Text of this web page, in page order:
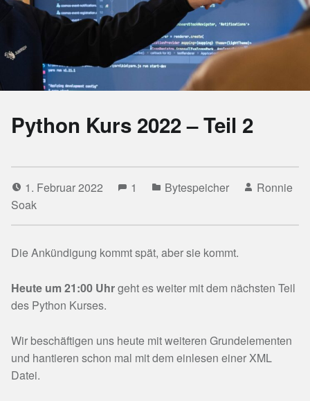
Python Kurs 2022 – Teil 2
1. Februar 2022 1 Bytespeicher
Ronnie
Soak
Die Ankündigung kommt spät, aber sie kommt.
Heute um 21:00 Uhrgeht es weiter mit dem nächsten Teil
des Python Kurses.
Wir beschäftigen uns heute mit weiteren Grundelementen
und hantieren schon mal mit dem einlesen einer XML
Datei.